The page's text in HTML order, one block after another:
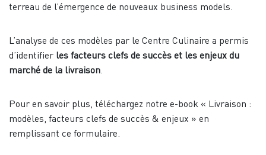
terreau de l’émergence de nouveaux business models.
L’analyse de ces modèles par le Centre Culinaire a permis
d’identifier les facteurs clefs de succès et les enjeux du
marché de la livraison.
Pour en savoir plus, téléchargez notre e-book « Livraison :
modèles, facteurs clefs de succès & enjeux » en
remplissant ce formulaire.